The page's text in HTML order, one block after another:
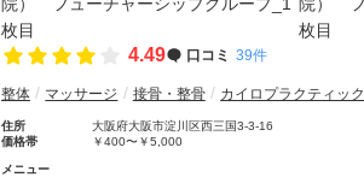
4.49 口コミ 39件
整体 マッサージ 接骨・整骨 カイロプラクティック
住所
大阪府大阪市淀川区西三国3-3-16
価格帯
￥400〜￥5,000
メニュー